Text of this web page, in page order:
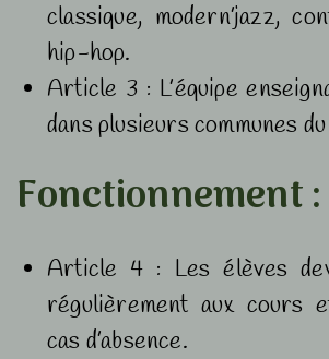
classique, modern’jazz,
hip-hop.
Article 3 : L’équipe
dans plusieurs communes
Fonctionnement :
Article 4 : Les élèves
régulièrement aux cours
cas d’absence.